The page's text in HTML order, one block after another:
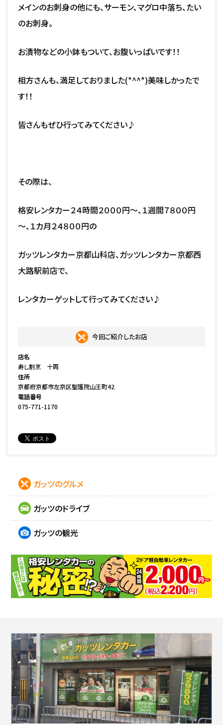
メインのお刺身の他にも、サーモン、マグロ中落ち、たい
のお刺身。
お漬物などの小鉢もついて、お腹いっぱいです！！
相方さんも、満足しておりました(*^^*)美味しかったで
す！！
皆さんもぜひ行ってみてください♪
その際は、
格安レンタカー２４時間２０００円～、１週間７８００円
～、１カ月２４８００円の
ガッツレンタカー京都山科店、ガッツレンタカー京都西
大路駅前店で、
レンタカーゲットして行ってみてください♪
今回ご紹介したお店
店名
寿し割烹 十両
住所
京都府京都市左京区聖護院山王町42
電話番号
075-771-1170
ガッツのグルメ
ガッツのドライブ
ガッツの観光